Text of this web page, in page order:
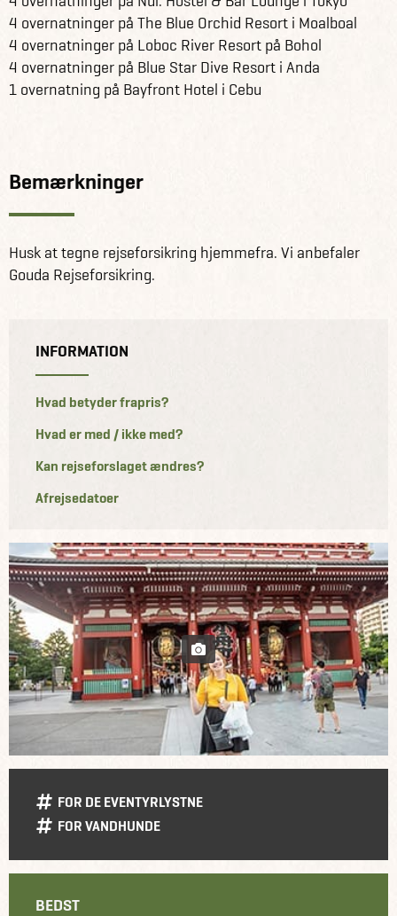
4 overnatninger på The Blue Orchid Resort i Moalboal
4 overnatninger på Loboc River Resort på Bohol
4 overnatninger på Blue Star Dive Resort i Anda
1 overnatning på Bayfront Hotel i Cebu
Bemærkninger
Husk at tegne rejseforsikring hjemmefra. Vi anbefaler
Gouda Rejseforsikring.
INFORMATION
Hvad betyder frapris?
Hvad er med / ikke med?
Kan rejseforslaget ændres?
Afrejsedatoer
FOR DE EVENTYRLYSTNE
FOR VANDHUNDE
BEDST